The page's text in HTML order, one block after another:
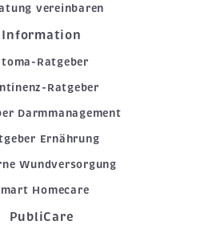
vereinbaren
Information
Ratgeber
Ratgeber
Darmmanagement
Ernährung
Wundversorgung
Homecare
PubliCare